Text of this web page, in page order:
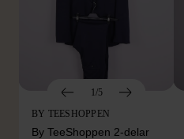
1/5
BY TEESHOPPEN
By TeeShoppen 2-delar